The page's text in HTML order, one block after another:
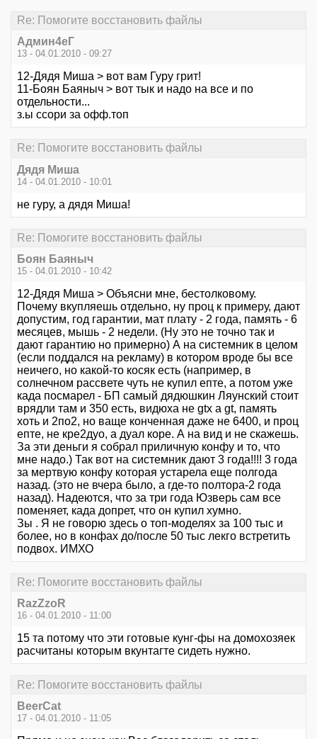
Re: Помогите восстановить файлы
Aдмин4еГ
13 - 04.01.2010 - 09:27
12-Дядя Миша > вот вам Гуру грит!
11-Боян Баяныч > вот тык и надо на все и по
отдельности...
з.ы ссори за офф.топ
Re: Помогите восстановить файлы
Дядя Миша
14 - 04.01.2010 - 10:01
не гуру, а дядя Миша!
Re: Помогите восстановить файлы
Боян Баяныч
15 - 04.01.2010 - 10:42
12-Дядя Миша > Объясни мне, бестолковому.
Почему вкупляешь отдельно, ну проц к примеру, дают
допустим, год гарантии, мат плату - 2 года, память - 6
месяцев, мышь - 2 недели. (Ну это не точно так и
дают гарантию но примерно) А на системник в целом
(если поддался на рекламу) в котором вроде бы все
неичего, но какой-то косяк есть (например, в
солнечном рассвете чуть не купил епте, а потом уже
када посмарел - БП самый дядюшкин Ляунский стоит
врядли там и 350 есть, видюха не gtx а gt, память
хоть и 2по2, но ваще конченная даже не 6400, и проц
епте, не кре2дуо, а дуал коре. А на вид и не скажешь.
За эти деньги я собрал приличную конфу и то, что
мне надо.) Так вот на системник дают 3 года!!!! 3 года
за мертвую конфу которая устарела еще полгода
назад. (это не вчера было, а где-то полтора-2 года
назад). Надеются, что за три года Юзверь сам все
поменяет, када допрет, что он купил хумно.
Зы . Я не говорю здесь о топ-моделях за 100 тыс и
более, но в конфах до/после 50 тыс лекго встретить
подвох. ИМХО
Re: Помогите восстановить файлы
RazZzoR
16 - 04.01.2010 - 11:00
15 та потому что эти готовые кунг-фы на домохозяек
расчитаны которым вкунтагте сидеть нужно.
Re: Помогите восстановить файлы
BeerCat
17 - 04.01.2010 - 11:05